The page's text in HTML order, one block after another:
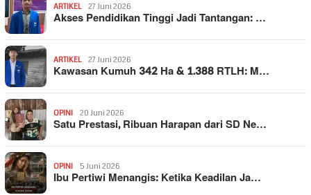
ARTIKEL 27 Juni 2026
Akses Pendidikan Tinggi Jadi Tantangan: …
ARTIKEL 27 Juni 2026
Kawasan Kumuh 342 Ha & 1.388 RTLH: M…
OPINI 20 Juni 2026
Satu Prestasi, Ribuan Harapan dari SD Ne…
OPINI 5 Juni 2026
Ibu Pertiwi Menangis: Ketika Keadilan Ja…